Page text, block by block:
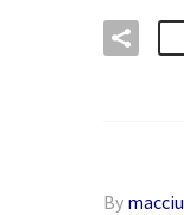
By macciu